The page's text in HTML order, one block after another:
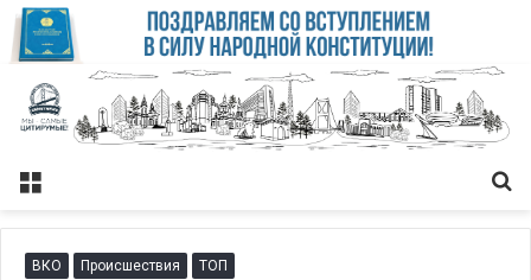
Меню
ВКО Происшествия ТОП